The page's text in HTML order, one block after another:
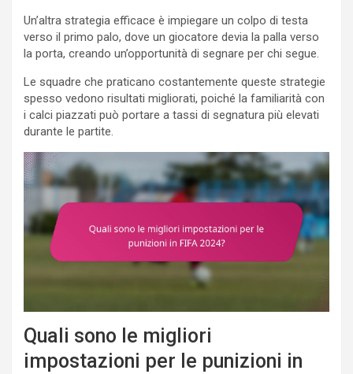
Un’altra strategia efficace è impiegare un colpo di testa
verso il primo palo, dove un giocatore devia la palla verso
la porta, creando un’opportunità di segnare per chi segue.
Le squadre che praticano costantemente queste strategie
spesso vedono risultati migliorati, poiché la familiarità con
i calci piazzati può portare a tassi di segnatura più elevati
durante le partite.
Quali sono le migliori
impostazioni per le punizioni in